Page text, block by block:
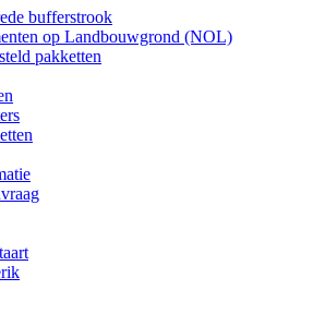
bufferstrook
op Landbouwgrond (NOL)
pakketten